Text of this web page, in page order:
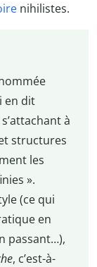
nihilistes.
en dit
à
structures
les
».
(ce qui
en
passant…),
, c’est-à-